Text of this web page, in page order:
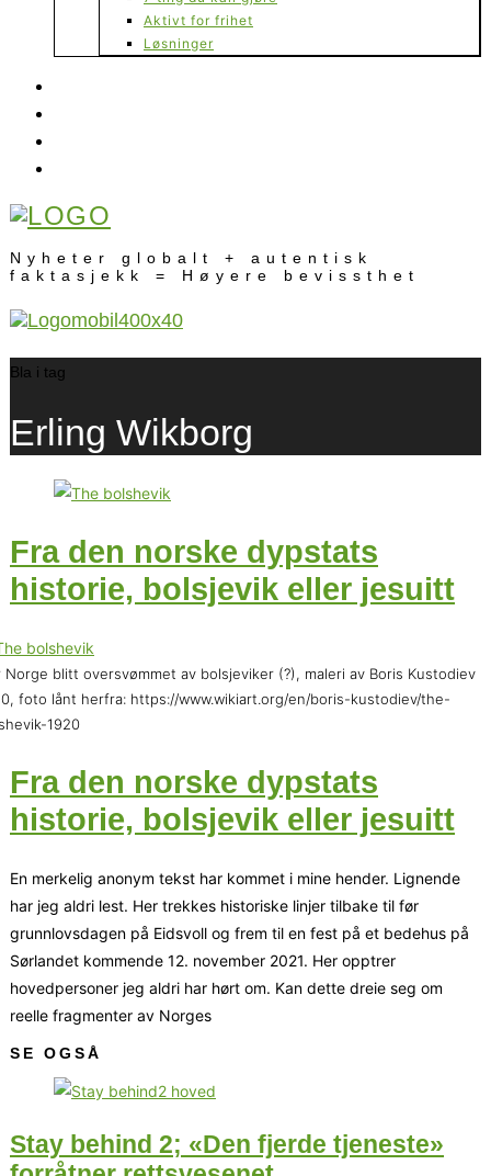
Aktivt for frihet
Løsninger
Nyheter globalt + autentisk
faktasjekk = Høyere bevissthet
Bla i tag
Erling Wikborg
Fra den norske dypstats
historie, bolsjevik eller jesuitt
Norge blitt oversvømmet av bolsjeviker (?), maleri av Boris Kustodiev
foto lånt herfra: https://www.wikiart.org/en/boris-kustodiev/the-
1920
Fra den norske dypstats
historie, bolsjevik eller jesuitt
En merkelig anonym tekst har kommet i mine hender. Lignende
har jeg aldri lest. Her trekkes historiske linjer tilbake til før
grunnlovsdagen på Eidsvoll og frem til en fest på et bedehus på
Sørlandet kommende 12. november 2021. Her opptrer
hovedpersoner jeg aldri har hørt om. Kan dette dreie seg om
reelle fragmenter av Norges
SE OGSÅ
Stay behind 2; «Den fjerde tjeneste»